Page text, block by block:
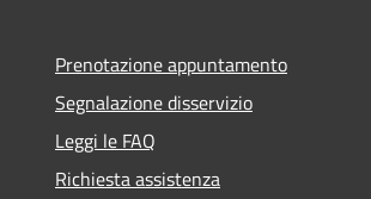
Prenotazione appuntamento
Segnalazione disservizio
Leggi le FAQ
Richiesta assistenza